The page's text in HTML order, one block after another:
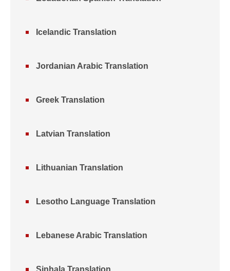
Icelandic Translation
Jordanian Arabic Translation
Greek Translation
Latvian Translation
Lithuanian Translation
Lesotho Language Translation
Lebanese Arabic Translation
Sinhala Translation